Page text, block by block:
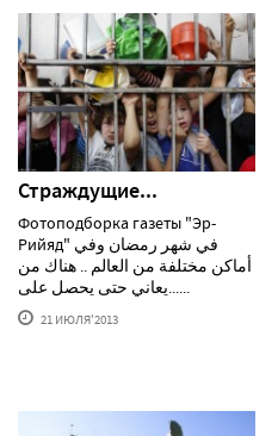
Страждущие...
Фотоподборка газеты "Эр-
Рийяд" في شهر رمضان وفي
أماكن مختلفة من العالم .. هناك من
يعاني حتى يحصل على......
21 ИЮЛЯ'2013